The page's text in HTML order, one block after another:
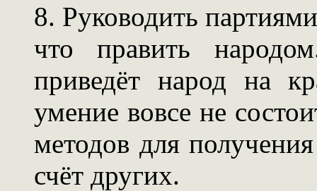
8. Руководить
что править
приведёт народ на
умение вовсе не
методов для
счёт других.